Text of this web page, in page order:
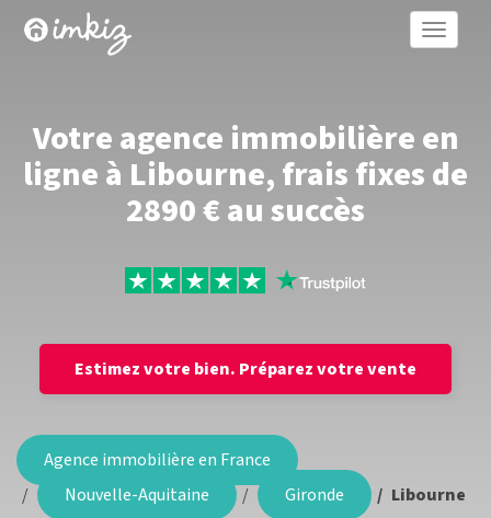
Toggle
Votre agence immobilière en
ligne à Libourne, frais fixes de
2890 € au succès
Estimez votre bien. Préparez votre vente
Agence immobilière en France
Nouvelle-Aquitaine
Gironde Libourne